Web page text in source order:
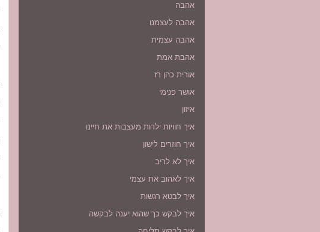
אהבה
אהבה לעצמנו
אהבה עצמית
אהבת אמת
אורית כהן רז
אושר פנימי
איזון
איך חוויות ילדות מעצבות את חיינו
איך חוזרים לישון
איך לא לריב
איך לאהוב את עצמי
איך לבטא רגשות
איך לבקש כך שהוא יענה לבקשה